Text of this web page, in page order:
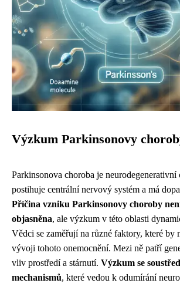
Výzkum Parkinsonovy
Parkinsonova choroba je neurodegenerativní
postihuje centrální nervový systém a má
Příčina vzniku Parkinsonovy choroby
objasněna, ale výzkum v této oblasti
Vědci se zaměřují na různé faktory, které by
vývoji tohoto onemocnění. Mezi ně patří
vliv prostředí a stárnutí. Výzkum se
mechanismů, které vedou k odumírání